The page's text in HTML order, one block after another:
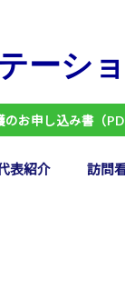
ーシ
お申し込み書（
表紹介 訪問